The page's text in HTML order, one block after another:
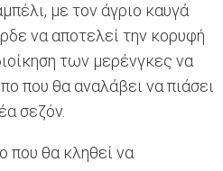
με τον άγριο καυγά
να αποτελεί την κορυφή
των μερένγκες να
που θα αναλάβει να πιάσει
σεζόν.
που θα κληθεί να